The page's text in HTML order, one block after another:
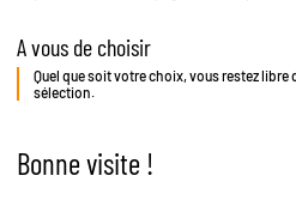
A vous de choisir
Quel que soit votre choix, vous restez
sélection.
Bonne visite !